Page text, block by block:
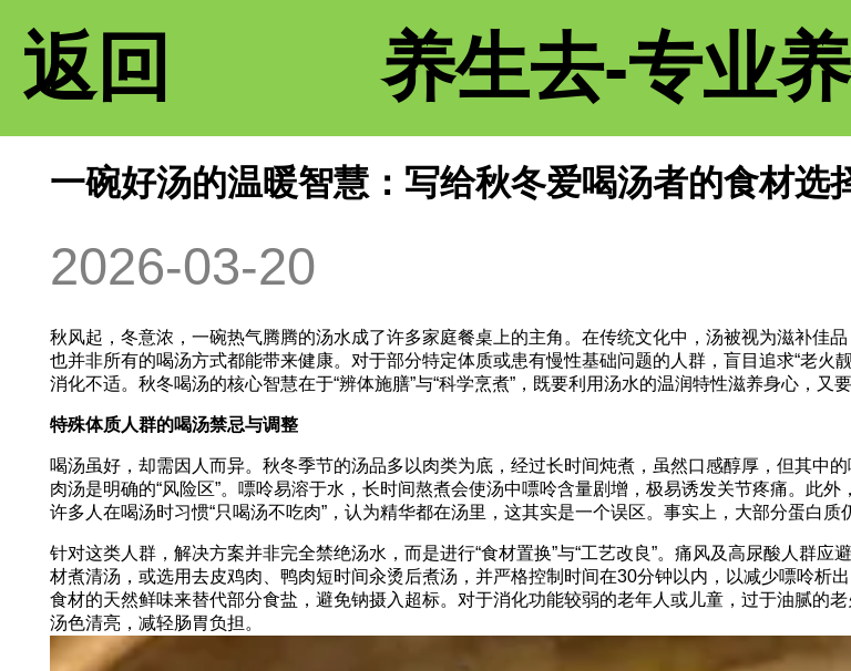
返回 养生去-专业
一碗好汤的温暖智慧：写给秋冬爱喝汤者的食材选
2026-03-20
秋风起，冬意浓，一碗热气腾腾的汤水成了许多家庭餐桌上的主角。在传统文化中，汤被视为滋补佳
也并非所有的喝汤方式都能带来健康。对于部分特定体质或患有慢性基础问题的人群，盲目追求“老
消化不适。秋冬喝汤的核心智慧在于“辨体施膳”与“科学烹煮”，既要利用汤水的温润特性滋养身心，又
特殊体质人群的喝汤禁忌与调整
喝汤虽好，却需因人而异。秋冬季节的汤品多以肉类为底，经过长时间炖煮，虽然口感醇厚，但其中
肉汤是明确的“风险区”。嘌呤易溶于水，长时间熬煮会使汤中嘌呤含量剧增，极易诱发关节疼痛。此
许多人在喝汤时习惯“只喝汤不吃肉”，认为精华都在汤里，这其实是一个误区。事实上，大部分蛋白质
针对这类人群，解决方案并非完全禁绝汤水，而是进行“食材置换”与“工艺改良”。痛风及高尿酸人群
材煮清汤，或选用去皮鸡肉、鸭肉短时间汆烫后煮汤，并严格控制时间在30分钟以内，以减少嘌呤析
食材的天然鲜味来替代部分食盐，避免钠摄入超标。对于消化功能较弱的老年人或儿童，过于油腻的
汤色清亮，减轻肠胃负担。